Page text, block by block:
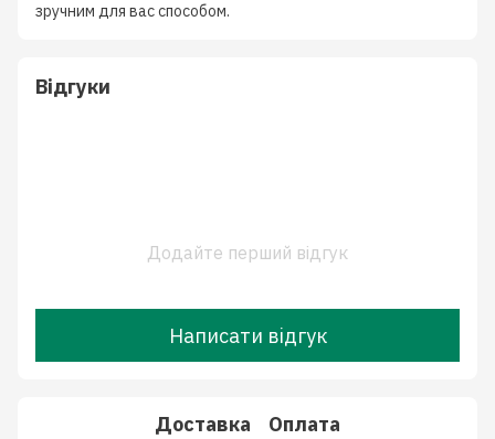
зручним для вас способом.
Відгуки
Додайте перший відгук
Написати відгук
Доставка Оплата